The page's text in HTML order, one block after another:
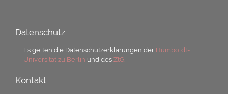
Datenschutz
Es gelten die Datenschutzerklärungen der Humboldt-
Universität zu Berlin und desZtG.
Kontakt